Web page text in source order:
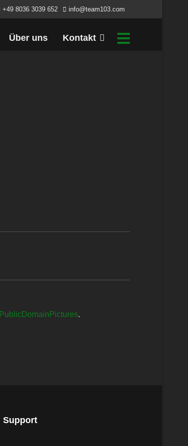
+49 8036 3039 652 info@team103.com
Über uns Kontakt
PublicDomainPictures.
Support